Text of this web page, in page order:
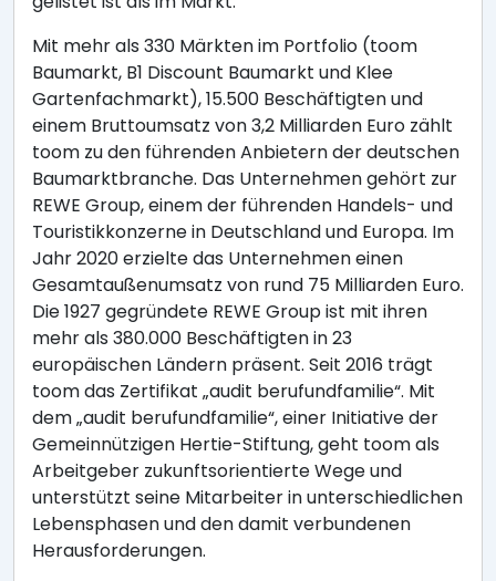
Mit mehr als 330 Märkten im Portfolio (toom
Baumarkt, B1 Discount Baumarkt und Klee
Gartenfachmarkt), 15.500 Beschäftigten und
einem Bruttoumsatz von 3,2 Milliarden Euro zählt
toom zu den führenden Anbietern der deutschen
Baumarktbranche. Das Unternehmen gehört zur
REWE Group, einem der führenden Handels- und
Touristikkonzerne in Deutschland und Europa. Im
Jahr 2020 erzielte das Unternehmen einen
Gesamtaußenumsatz von rund 75 Milliarden Euro.
Die 1927 gegründete REWE Group ist mit ihren
mehr als 380.000 Beschäftigten in 23
europäischen Ländern präsent. Seit 2016 trägt
toom das Zertifikat „audit berufundfamilie“. Mit
dem „audit berufundfamilie“, einer Initiative der
Gemeinnützigen Hertie-Stiftung, geht toom als
Arbeitgeber zukunftsorientierte Wege und
unterstützt seine Mitarbeiter in unterschiedlichen
Lebensphasen und den damit verbundenen
Herausforderungen.